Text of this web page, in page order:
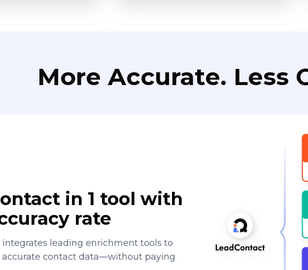
More Accurate. Less
in 1 tool with
rate
integrates leading enrichment tools to
accurate contact data—without paying